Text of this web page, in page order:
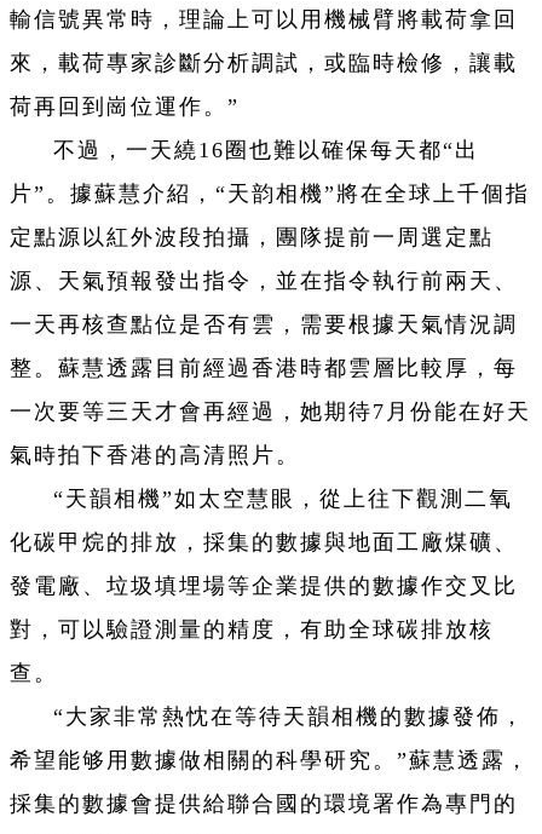
輸信號異常時，理論上可以用機械臂將載荷拿回
來，載荷專家診斷分析調試，或臨時檢修，讓載
荷再回到崗位運作。”
不過，一天繞16圈也難以確保每天都“出
片”。據蘇慧介紹，“天韵相機”將在全球上千個指
定點源以紅外波段拍攝，團隊提前一周選定點
源、天氣預報發出指令，並在指令執行前兩天、
一天再核查點位是否有雲，需要根據天氣情況調
整。蘇慧透露目前經過香港時都雲層比較厚，每
一次要等三天才會再經過，她期待7月份能在好天
氣時拍下香港的高清照片。
“天韻相機”如太空慧眼，從上往下觀測二氧
化碳甲烷的排放，採集的數據與地面工廠煤礦、
發電廠、垃圾填埋場等企業提供的數據作交叉比
對，可以驗證測量的精度，有助全球碳排放核
查。
“大家非常熱忱在等待天韻相機的數據發佈，
希望能够用數據做相關的科學研究。”蘇慧透露，
採集的數據會提供給聯合國的環境署作為專門的